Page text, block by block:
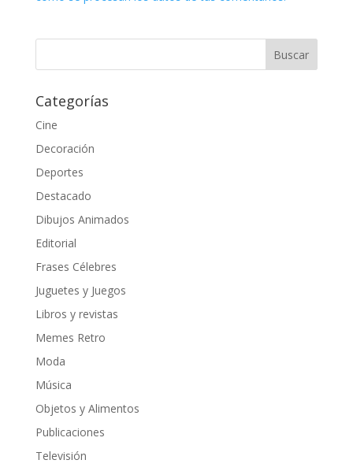
Categorías
Cine
Decoración
Deportes
Destacado
Dibujos Animados
Editorial
Frases Célebres
Juguetes y Juegos
Libros y revistas
Memes Retro
Moda
Música
Objetos y Alimentos
Publicaciones
Televisión